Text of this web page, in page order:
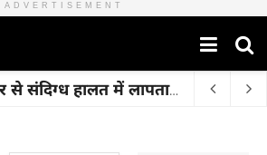
ADVERTISEMENT
Himachal : घर से संदिग्ध हालत में लापता हुईं 2 नाबालिग बहनें, परिवार में चिंता का माहौल